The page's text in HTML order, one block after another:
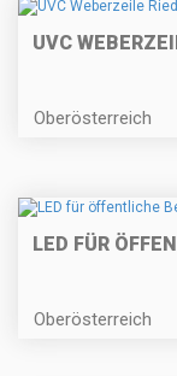
UVC
Oberösterreich
LED FÜR
Oberösterreich